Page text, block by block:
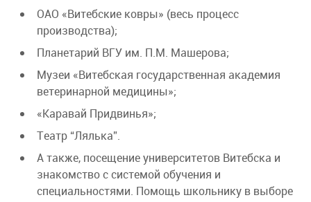
ОАО «Витебские ковры» (весь процесс
производства);
Планетарий ВГУ им. П.М. Машерова;
Музеи «Витебская государственная академия
ветеринарной медицины»;
«Каравай Придвинья»;
Театр “Лялька”.
А также, посещение университетов Витебска и
знакомство с системой обучения и
специальностями. Помощь школьнику в выборе